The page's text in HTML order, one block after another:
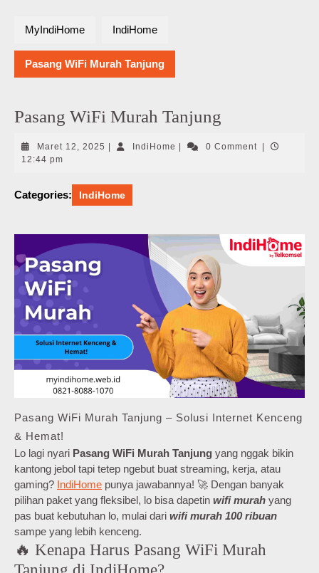
MyIndiHome IndiHome
Pasang WiFi Murah Tanjung
Pasang WiFi Murah Tanjung
Maret 12, 2025 Maret
IndiHome IndiHome0 Comment
12:44 pm
Categories: IndiHome
Pasang WiFi Murah Tanjung – Solusi Internet Kenceng
& Hemat!
Lo lagi nyari Pasang WiFi Murah Tanjung yang nggak bikin
kantong jebol tapi tetep ngebut buat streaming, kerja, atau
gaming? IndiHome punya jawabannya! 🚀 Dengan banyak
pilihan paket yang fleksibel, lo bisa dapetin wifi murah yang
pas buat kebutuhan lo, mulai dari wifi murah 100 ribuan
sampe yang lebih kenceng.
🔥 Kenapa Harus Pasang WiFi Murah
Tanjung di IndiHome?